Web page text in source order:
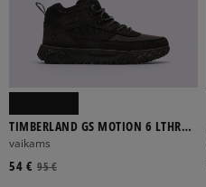
23 24
TIMBERLAND GS MOTION 6 LTHR
SUPER OX
vaikams
95 €
54 €